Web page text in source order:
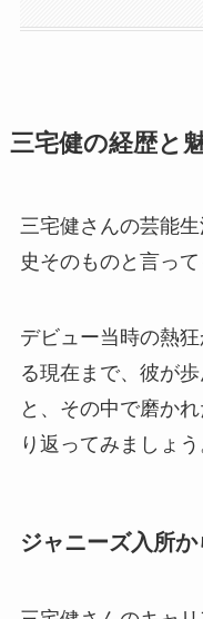
三宅健の経歴と
三宅健さんの芸能
史そのものと言っ
デビュー当時の熱
る現在まで、彼が
と、その中で磨か
り返ってみましょう
ジャニーズ入所